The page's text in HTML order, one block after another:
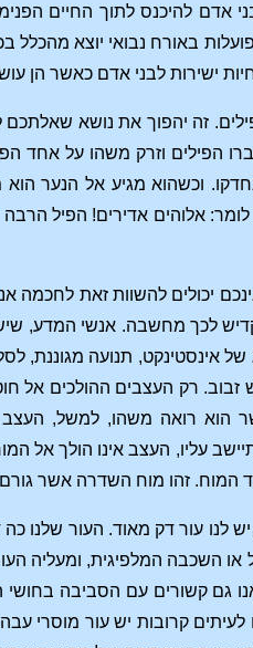
אדם להיכנס לתוך החיים
באורח נבואי יוצא מהכלל
ישירות לבני אדם כאשר הן
זה יהפוך את נושא
וזרק משהו על אחד
וכשהוא מגיע אל הנער
אלוהים אדירים! הפיל
יכולים להשוות זאת
לכך מחשבה. אנשי המדע, שיש
תנועה מגוננת,
זבוב. רק העצבים ההולכים
רואה משהו, למשל, העצב
עליו, העצב אינו הולך אל
זהו מוח השדרה אשר גורם
יש לנו עור דק מאוד. העור
השכבה המלפיגית, ומעליה
גם קשורים עם הסביבה
לעיתים קרובות יש עור מוסרי